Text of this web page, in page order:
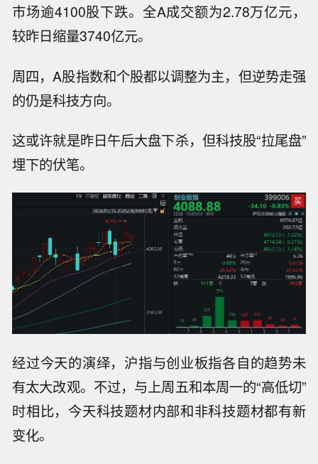
市场逾4100股下跌。全A成交额为2.78万亿元，
较昨日缩量3740亿元。
周四，A股指数和个股都以调整为主，但逆势走强
的仍是科技方向。
这或许就是昨日午后大盘下杀，但科技股“拉尾盘”
埋下的伏笔。
经过今天的演绎，沪指与创业板指各自的趋势未
有太大改观。不过，与上周五和本周一的“高低切”
时相比，今天科技题材内部和非科技题材都有新
变化。